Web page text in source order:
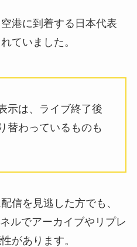
港に到着する日本代表
ていました。
示は、ライブ終了後
替わっているものも
信を見逃した方でも、
ルでアーカイブやリプレ
があります。